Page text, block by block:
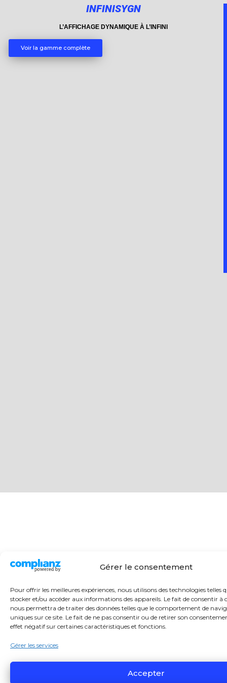
Gérer le consentement
Pour offrir les meilleures expériences, nous utilisons des technologies telles
stocker et/ou accéder aux informations des appareils. Le fait de consentir à
nous permettra de traiter des données telles que le comportement de
uniques sur ce site. Le fait de ne pas consentir ou de retirer son
effet négatif sur certaines caractéristiques et fonctions.
Gérer les services
Accepter
INFINISYGN
L’AFFICHAGE DYNAMIQUE À L’INFINI
Voir la gamme complète